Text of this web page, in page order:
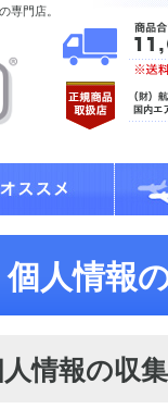
専門店。
個人情報
情報の収集